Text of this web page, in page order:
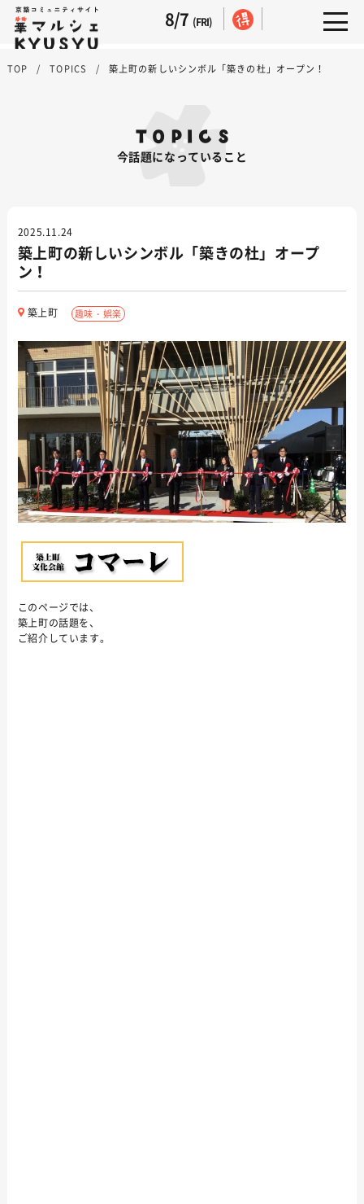
8/7 (FRI)
TOP TOPICS 築上町の新しいシンボル「築きの杜」オープン！
TOPICS
今話題になっていること
2025.11.24
築上町の新しいシンボル「築きの杜」オープ
ン！
築上町 趣味・娯楽
このページでは、
築上町の話題を、
ご紹介しています。